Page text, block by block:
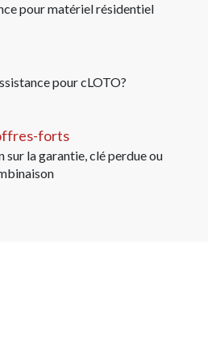
pour matériel résidentiel
pour cLOTO?
forts
la garantie, clé perdue ou